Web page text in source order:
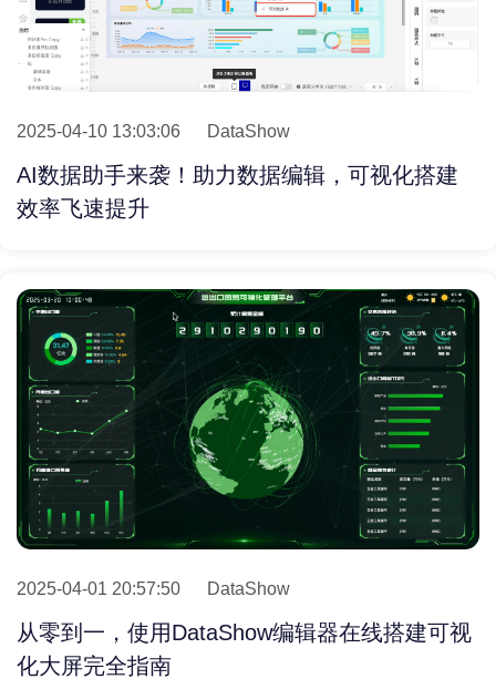
2025-04-10 13:03:06 DataShow
AI数据助手来袭！助力数据编辑，可视化搭建
效率飞速提升
2025-04-01 20:57:50 DataShow
从零到一，使用DataShow编辑器在线搭建可视
化大屏完全指南